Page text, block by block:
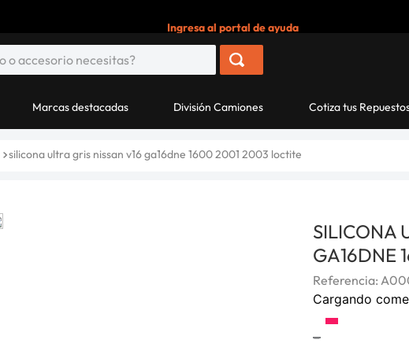
Ingresa al portal de ayuda
Marcas destacadas División Camiones Cotiza tus
silicona ultra gris nissan v16 ga16dne 1600 2001 2003 loctite
SILICONA
GA16DNE
Referencia:
Cargando
-